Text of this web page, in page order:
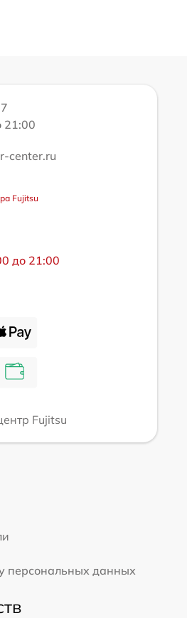
21:00
center.ru
Fujitsu
до 21:00
Fujitsu
персональных данных